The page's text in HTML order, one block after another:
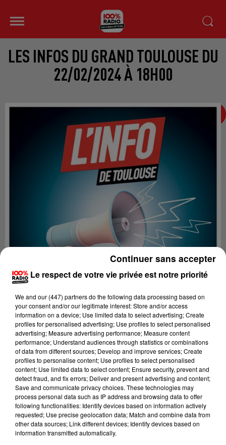
LES INFOS DU GRAND TOULOUSE DU
22/02/2024 À 18H00
Lecture (4 min 28 sec)
100%
100% Radio les infos du grand Toulouse
Le respect de votre vie privée est notre priorité
We and our (447) partnersdo the following data processing based on
your consent and/or our legitimate interest: Store and/or access
information on a device; Use limited data to select advertising; Create
profiles for personalised advertising; Use profiles to select personalised
advertising; Measure advertising performance; Measure content
performance; Understand audiences through statistics or combinations
of data from different sources; Develop and improve services; Create
profiles to personalise content; Use profiles to select personalised
content; Use limited data to select content; Ensure security, prevent and
detect fraud, and fix errors; Deliver and present advertising and content;
Save and communicate privacy choices. These technologies may
process personal data such as IP address and browsing data to offer
following functionalities: Identify devices based on information actively
requested; Use precise geolocation data; Match and combine data from
other data sources; Link different devices; Identify devices based on
information transmitted automatically.
Continuer sans accepter